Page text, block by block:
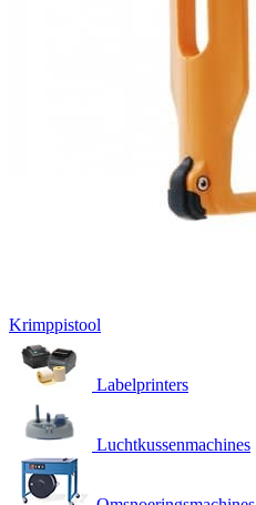
Krimppistool
Labelprinters
Luchtkussenmachines